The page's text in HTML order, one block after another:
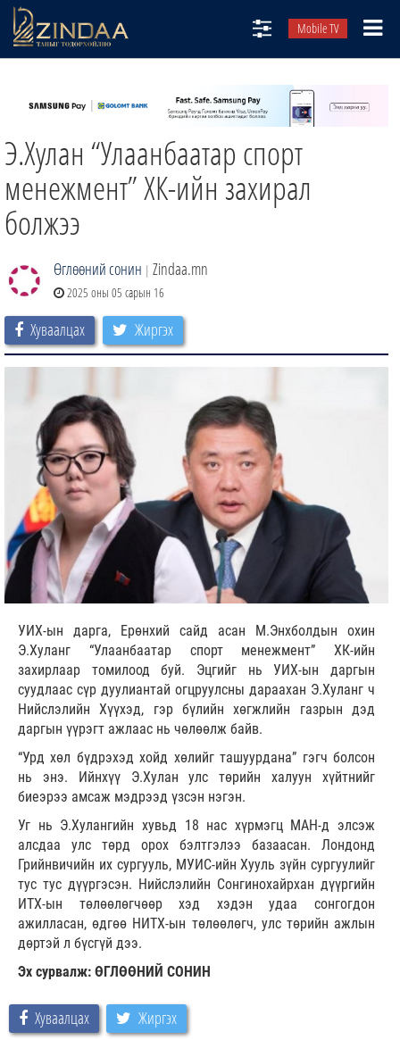
Mobile TV
ТВ8
ӨГЛӨӨНИЙ СОНИН
АУДИО ЗОХИОЛ
ЗИНДАА СЭТГҮҮЛ
Э.Хулан “Улаанбаатар спорт
менежмент” ХК-ийн захирал
болжээ
Өглөөний сонин | Zindaa.mn
2025 оны 05 сарын 16
Хуваалцах Жиргэх
УИХ-ын дарга, Ерөнхий сайд асан М.Энхболдын охин
Э.Хуланг “Улаанбаатар спорт менежмент” ХК-ийн
захирлаар томилоод буй. Эцгийг нь УИХ-ын даргын
суудлаас сүр дуулиантай огцруулсны дараахан Э.Хуланг ч
Нийслэлийн Хүүхэд, гэр бүлийн хөгжлийн газрын дэд
даргын үүрэгт ажлаас нь чөлөөлж байв.
“Урд хөл бүдрэхэд хойд хөлийг ташуурдана” гэгч болсон
нь энэ. Ийнхүү Э.Хулан улс төрийн халуун хүйтнийг
биеэрээ амсаж мэдрээд үзсэн нэгэн.
Уг нь Э.Хулангийн хувьд 18 нас хүрмэгц МАН-д элсэж
алсдаа улс төрд орох бэлтгэлээ базаасан. Лондонд
Грийнвичийн их сургууль, МУИС-ийн Хууль зүйн сургуулийг
тус тус дүүргэсэн. Нийслэлийн Сонгинохайрхан дүүргийн
ИТХ-ын төлөөлөгчөөр хэд хэдэн удаа сонгогдон
ажилласан, өдгөө НИТХ-ын төлөөлөгч, улс төрийн ажлын
дөртэй л бүсгүй дээ.
Эх сурвалж: ӨГЛӨӨНИЙ СОНИН
Хуваалцах Жиргэх